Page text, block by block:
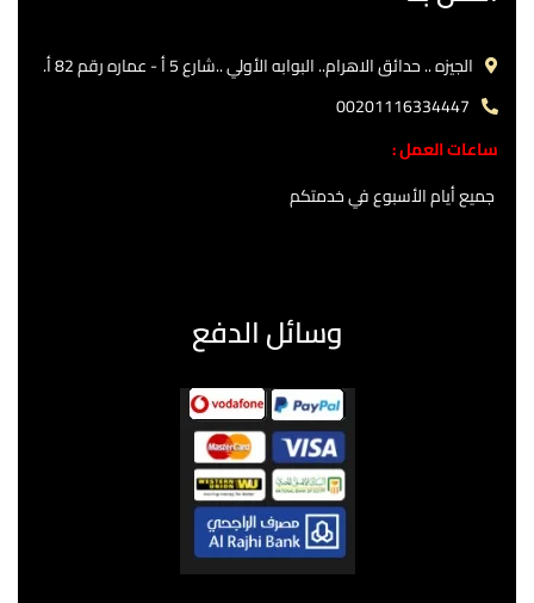
الجيزه .. حدائق الاهرام.. البوابه الأولي ..شارع 5 أ - عماره رقم 82 أ.
00201116334447
ساعات العمل :
جميع أيام الأسبوع في خدمتكم
وسائل الدفع